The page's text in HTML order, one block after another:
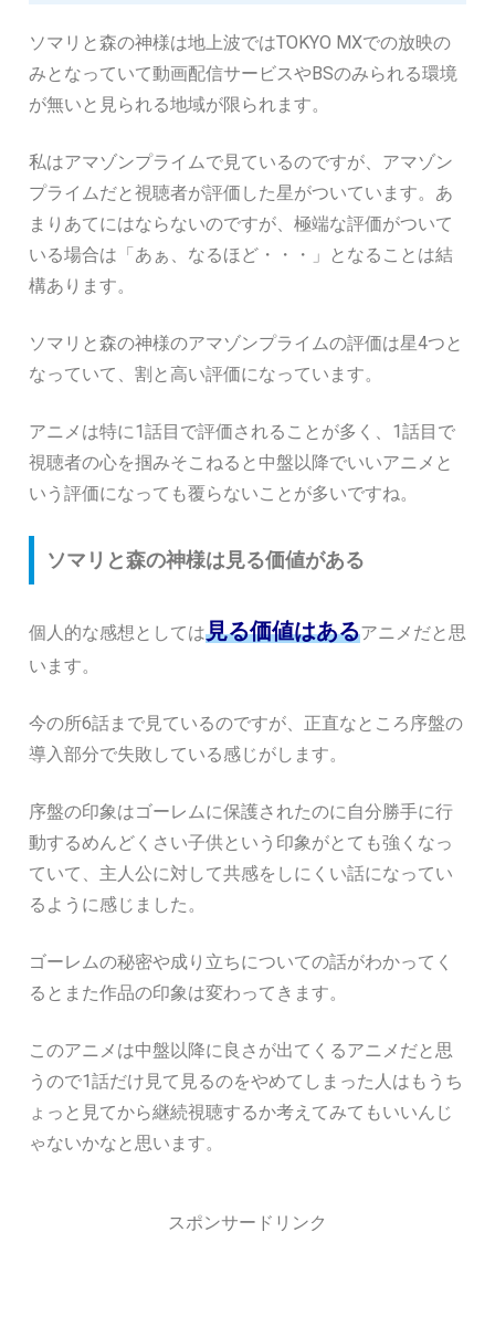
ソマリと森の神様は地上波ではTOKYO MXでの放映の
みとなっていて動画配信サービスやBSのみられる環境
が無いと見られる地域が限られます。
私はアマゾンプライムで見ているのですが、アマゾン
プライムだと視聴者が評価した星がついています。あ
まりあてにはならないのですが、極端な評価がついて
いる場合は「あぁ、なるほど・・・」となることは結
構あります。
ソマリと森の神様のアマゾンプライムの評価は星4つと
なっていて、割と高い評価になっています。
アニメは特に1話目で評価されることが多く、1話目で
視聴者の心を掴みそこねると中盤以降でいいアニメと
いう評価になっても覆らないことが多いですね。
ソマリと森の神様は見る価値がある
個人的な感想としては見る価値はあるアニメだと思
います。
今の所6話まで見ているのですが、正直なところ序盤の
導入部分で失敗している感じがします。
序盤の印象はゴーレムに保護されたのに自分勝手に行
動するめんどくさい子供という印象がとても強くなっ
ていて、主人公に対して共感をしにくい話になってい
るように感じました。
ゴーレムの秘密や成り立ちについての話がわかってく
るとまた作品の印象は変わってきます。
このアニメは中盤以降に良さが出てくるアニメだと思
うので1話だけ見て見るのをやめてしまった人はもうち
ょっと見てから継続視聴するか考えてみてもいいんじ
ゃないかなと思います。
スポンサードリンク